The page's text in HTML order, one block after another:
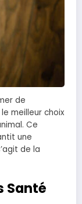
de
meilleur choix
Ce
une
de la
Santé